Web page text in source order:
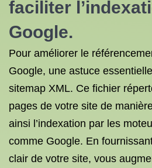
faciliter
Google.
Pour améliorer le
Google, une astuce
sitemap XML. Ce fichier
pages de votre site de
ainsi l’indexation par les
comme Google. En
clair de votre site, vous